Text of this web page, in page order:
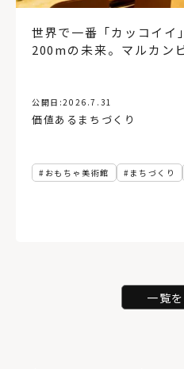
サウナ
レイア
世界で一番「カッコイイ
200mの未来。マルカン
公開日:2026.7.31
価値あるまちづくり
おもちゃ美術館 まちづくり
一覧